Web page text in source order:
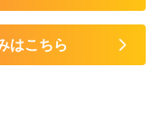
はこちら